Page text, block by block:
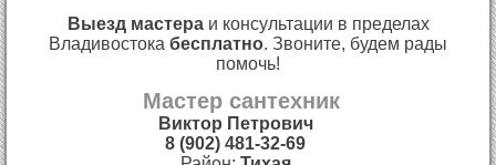
Выезд мастераи консультации в пределах
Владивостока бесплатно. Звоните, будем рады
помочь!
Мастер сантехник
Виктор Петрович
8 (902) 481-32-69